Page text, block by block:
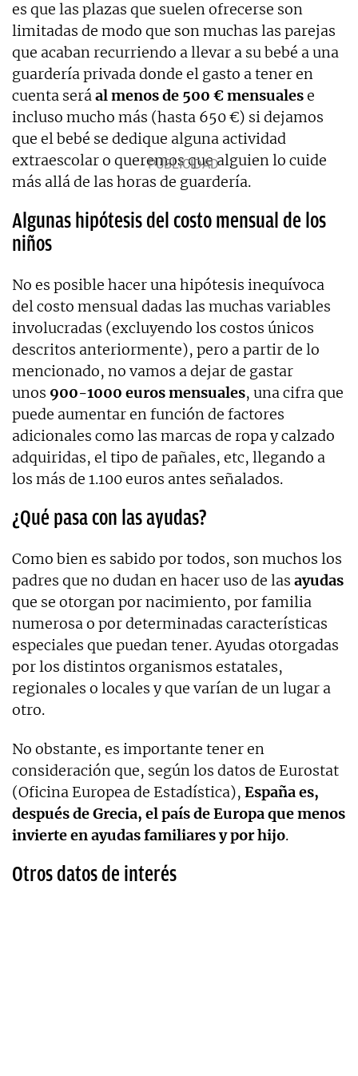
es que las plazas que suelen ofrecerse son
limitadas de modo que son muchas las parejas
que acaban recurriendo a llevar a su bebé a una
guardería privada donde el gasto a tener en
cuenta seráal menos de 500 € mensualese
incluso mucho más (hasta 650 €) si dejamos
que el bebé se dedique alguna actividad
extraescolar o queremos que alguien lo cuide
más allá de las horas de guardería.
Algunas hipótesis del costo mensual de los
niños
No es posible hacer una hipótesis inequívoca
del costo mensual dadas las muchas variables
involucradas (excluyendo los costos únicos
descritos anteriormente), pero a partir de lo
mencionado, no vamos a dejar de gastar
unos 900-1000 euros mensuales, una cifra que
puede aumentar en función de factores
adicionales como las marcas de ropa y calzado
adquiridas, el tipo de pañales, etc, llegando a
los más de 1.100 euros antes señalados.
¿Qué pasa con las ayudas?
Como bien es sabido por todos, son muchos los
padres que no dudan en hacer uso de las ayudas
que se otorgan por nacimiento, por familia
numerosa o por determinadas características
especiales que puedan tener. Ayudas otorgadas
por los distintos organismos estatales,
regionales o locales y que varían de un lugar a
otro.
No obstante, es importante tener en
consideración que, según los datos de Eurostat
(Oficina Europea de Estadística), España es,
después de Grecia, el país de Europa que menos
invierte en ayudas familiares y por hijo.
Otros datos de interés